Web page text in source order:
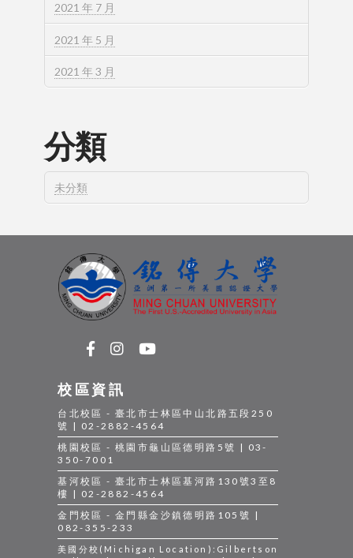
2021 年 7 月
2021 年 5 月
2021 年 3 月
分類
未分類
校區資訊
台北校區 - 臺北市士林區中山北路五段250
號 | 02-2882-4564
桃園校區 - 桃園市龜山區德明路5號 | 03-
350-7001
基河校區 - 臺北市士林區基河路130號3至8
樓 | 02-2882-4564
金門校區 - 金門縣金沙鎮德明路105號 |
082-355-233
美國分校(Michigan Location):Gilbertson